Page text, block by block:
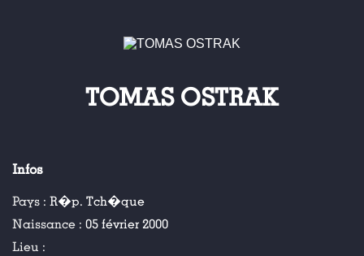
TOMAS OSTRAK
Infos
Pays : R�p. Tch�que
Naissance : 05 février 2000
Lieu :